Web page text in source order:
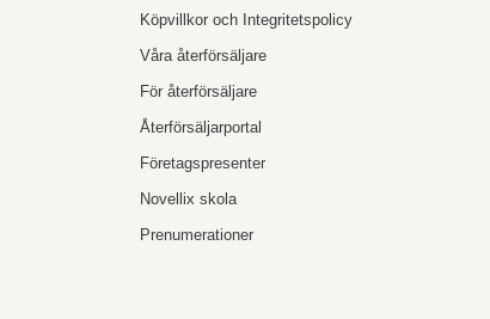
Köpvillkor och Integritetspolicy
Våra återförsäljare
För återförsäljare
Återförsäljarportal
Företagspresenter
Novellix skola
Prenumerationer